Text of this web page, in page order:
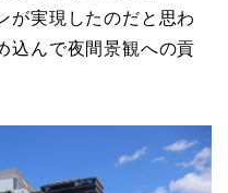
が実現したのだと思わ
込んで夜間景観への貢